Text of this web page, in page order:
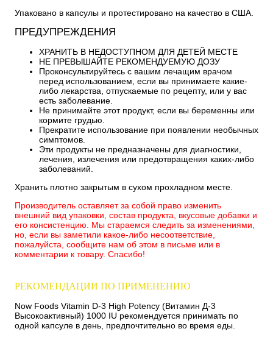
Упаковано в капсулы и протестировано на качество в США.
ПРЕДУПРЕЖДЕНИЯ
ХРАНИТЬ В НЕДОСТУПНОМ ДЛЯ ДЕТЕЙ МЕСТЕ
НЕ ПРЕВЫШАЙТЕ РЕКОМЕНДУЕМУЮ ДОЗУ
Проконсультируйтесь с вашим лечащим врачом
перед использованием, если вы принимаете какие-
либо лекарства, отпускаемые по рецепту, или у вас
есть заболевание.
Не принимайте этот продукт, если вы беременны или
кормите грудью.
Прекратите использование при появлении необычных
симптомов.
Эти продукты не предназначены для диагностики,
лечения, излечения или предотвращения каких-либо
заболеваний.
Хранить плотно закрытым в сухом прохладном месте.
Производитель оставляет за собой право изменить
внешний вид упаковки, состав продукта, вкусовые добавки и
его консистенцию. Мы стараемся следить за изменениями,
но, если вы заметили какое-либо несоответствие,
пожалуйста, сообщите нам об этом в письме или в
комментарии к товару. Спасибо!
РЕКОМЕНДАЦИИ ПО ПРИМЕНЕНИЮ
Now Foods Vitamin D-3 High Potency (Витамин Д-3
Высокоактивный) 1000 IU рекомендуется принимать по
одной капсуле в день, предпочтительно во время еды.